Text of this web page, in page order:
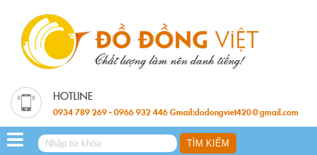
0934 789 269 - 0966 932 446 Gmail:dodongviet420@gmail.com